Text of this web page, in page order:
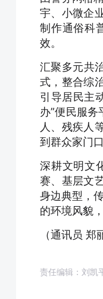
宇、小微企
制作通俗科
效。
汇聚多元共
式，整合综
引导居民主
办”便民服
人、残疾人
到群众家门
深耕文明文
赛、基层文
身边典型，
的环境风貌
（通讯员 郑
责任编辑：刘凯